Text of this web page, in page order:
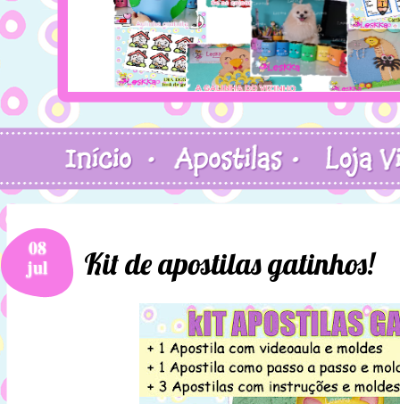
08
jul Kit de apostilas gatinhos!